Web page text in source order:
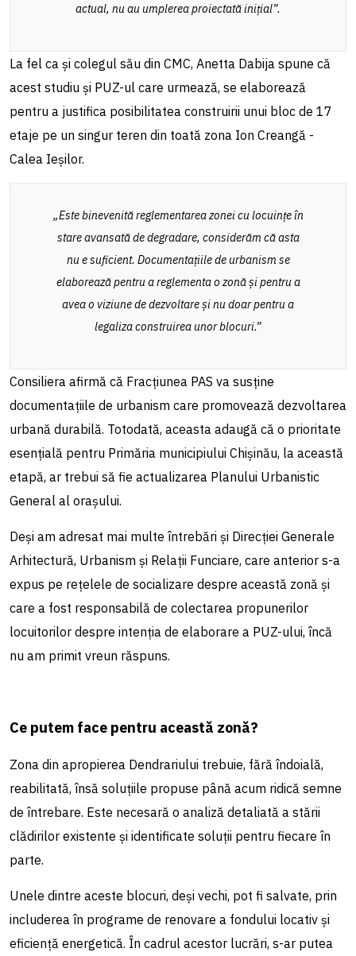
actual, nu au umplerea proiectată inițial”.
La fel ca și colegul său din CMC, Anetta Dabija spune că
acest studiu și PUZ-ul care urmează, se elaborează
pentru a justifica posibilitatea construirii unui bloc de 17
etaje pe un singur teren din toată zona Ion Creangă -
Calea Ieșilor.
„Este binevenită reglementarea zonei cu locuințe în
stare avansată de degradare, considerăm că asta
nu e suficient. Documentațiile de urbanism se
elaborează pentru a reglementa o zonă și pentru a
avea o viziune de dezvoltare și nu doar pentru a
legaliza construirea unor blocuri.”
Consiliera afirmă că Fracțiunea PAS va susține
documentațiile de urbanism care promovează dezvoltarea
urbană durabilă. Totodată, aceasta adaugă că o prioritate
esențială pentru Primăria municipiului Chișinău, la această
etapă, ar trebui să fie actualizarea Planului Urbanistic
General al orașului.
Deși am adresat mai multe întrebări și Direcției Generale
Arhitectură, Urbanism și Relații Funciare, care anterior s-a
expus pe rețelele de socializare despre această zonă și
care a fost responsabilă de colectarea propunerilor
locuitorilor despre intenția de elaborare a PUZ-ului, încă
nu am primit vreun răspuns.
Ce putem face pentru această zonă?
Zona din apropierea Dendrariului trebuie, fără îndoială,
reabilitată, însă soluțiile propuse până acum ridică semne
de întrebare. Este necesară o analiză detaliată a stării
clădirilor existente și identificate soluții pentru fiecare în
parte.
Unele dintre aceste blocuri, deși vechi, pot fi salvate, prin
includerea în programe de renovare a fondului locativ și
eficiență energetică. În cadrul acestor lucrări, s-ar putea